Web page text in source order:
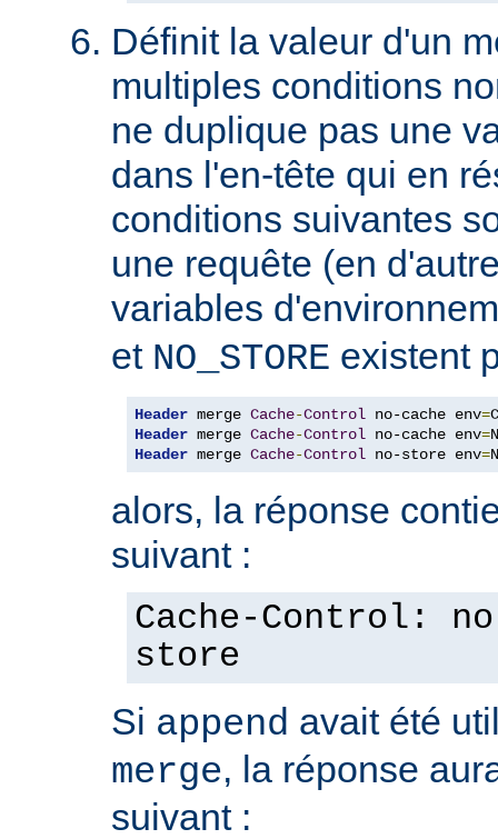
Définit la valeur d'un
multiples conditions
ne duplique pas une
dans l'en-tête qui en
conditions suivantes
une requête (en
variables
et NO_STORE existent
Header merge Cache-Control no-cache env=
Header merge Cache-Control no-cache env=
Header merge Cache-Control no-store env=
alors, la réponse
suivant :
Cache-Control:
store
Si append avait été
merge, la réponse
suivant :